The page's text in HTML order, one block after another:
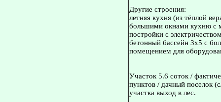
Другие строения:
летняя кухня (из тёплой
большими окнами кухню с
постройки с
бетонный бассейн 3х5 с
помещением для
Участок 5.6 соток /
пунктов / дачный поселок
участка выход в лес.